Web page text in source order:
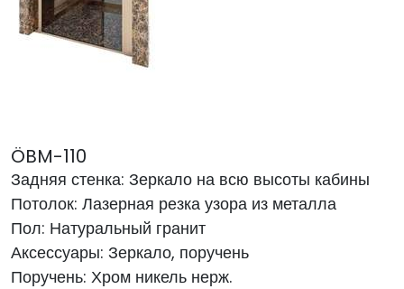
ÖBM-110
Задняя стенка: Зеркало на всю высоты кабины
Потолок: Лазерная резка узора из металла
Пол: Натуральный гранит
Аксессуары: Зеркало, поручень
Поручень: Хром никель нерж.